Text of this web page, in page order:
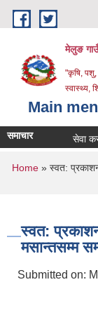
Skip to main content
मेलुङ
"कृषि, पशु,
स्वास्थ्य,
Main
समाचार सेवा
You are
Home » स्वत:
स्वत:
मसान्तसम्म
Submitted on: